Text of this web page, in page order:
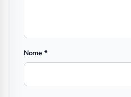
Nome *